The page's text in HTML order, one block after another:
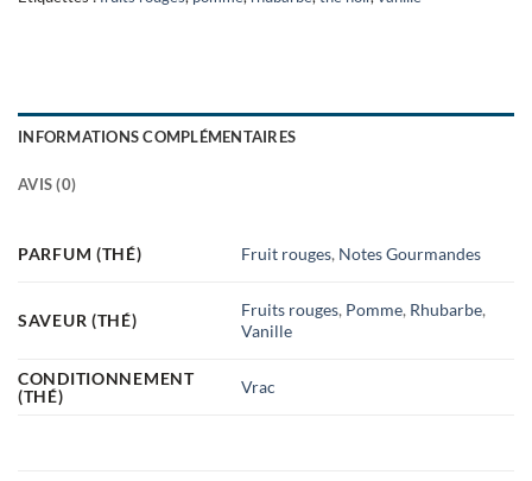
INFORMATIONS COMPLÉMENTAIRES
AVIS (0)
PARFUM (THÉ) Fruit rouges, Notes Gourmandes
SAVEUR (THÉ)
Fruits rouges, Pomme, Rhubarbe,
Vanille
CONDITIONNEMENT
(THÉ)
Vrac